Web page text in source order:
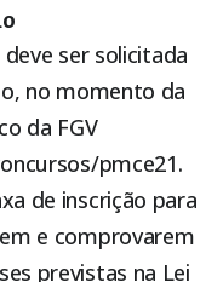
ser solicitada
no momento da
da FGV
pmce21.
de inscrição para
e comprovarem
previstas na Lei